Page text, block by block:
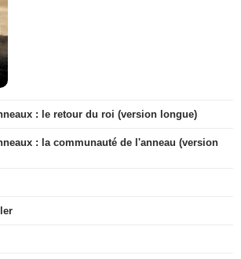
: le retour du roi (version longue)
: la communauté de l'anneau (version